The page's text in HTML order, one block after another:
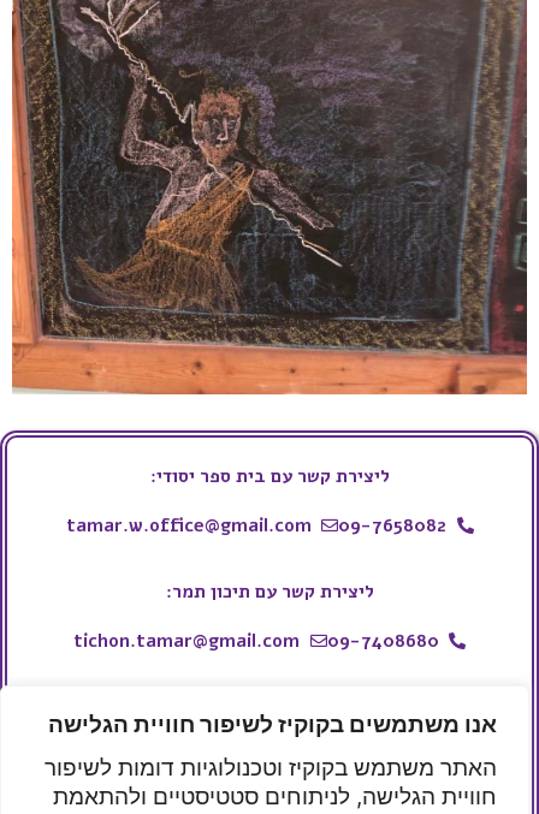
אנו משתמשים בקוקיז לשיפור חוויית הגלישה
האתר משתמש בקוקיז וטכנולוגיות דומות לשיפור
חוויית הגלישה, לניתוחים סטטיסטיים ולהתאמת
ליצירת קשר עם בית ספר יסודי:
09-7658082
tamar.w.office@gmail.com
ליצירת קשר עם תיכון תמר:
09-7408680
tichon.tamar@gmail.com
whatsapp
050-9914443
tamar.w.school@gmail.com